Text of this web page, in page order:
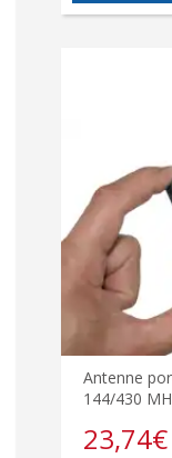
Antenne
144/430
23,74€